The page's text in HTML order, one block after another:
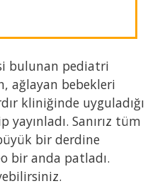
bulunan pediatri
ağlayan bebekleri
kliniğinde uyguladığı
Sanırız tüm
bir derdine
bir anda patladı.